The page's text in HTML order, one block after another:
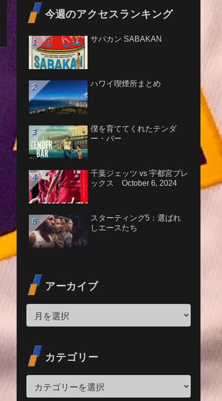
今週のアクセスランキング
サバカン SABAKAN
ハワイ喫煙所まとめ
僕を育ててくれたテンダ
ー・バー
千葉ジェッツ vs 宇都宮ブレ
ックス October 6, 2024
スターティング5：選ばれ
しエースたち
アーカイブ
カテゴリー